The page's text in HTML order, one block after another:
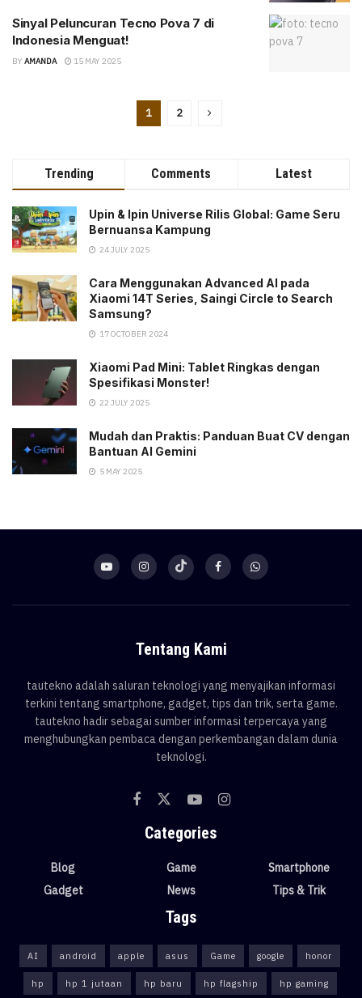
Sinyal Peluncuran Tecno Pova 7 di
Indonesia Menguat!
BY AMANDA 15 MAY 2025
1 2
Trending Comments Latest
Upin & Ipin Universe Rilis Global: Game Seru
Bernuansa Kampung
24 JULY 2025
Cara Menggunakan Advanced AI pada
Xiaomi 14T Series, Saingi Circle to Search
Samsung?
17 OCTOBER 2024
Xiaomi Pad Mini: Tablet Ringkas dengan
Spesifikasi Monster!
22 JULY 2025
Mudah dan Praktis: Panduan Buat CV dengan
Bantuan AI Gemini
5 MAY 2025
Tentang Kami
tautekno adalah saluran teknologi yang menyajikan informasi
terkini tentang smartphone, gadget, tips dan trik, serta game.
tautekno hadir sebagai sumber informasi terpercaya yang
menghubungkan pembaca dengan perkembangan dalam dunia
teknologi.
Categories
Blog
Gadget
Game
News
Smartphone
Tips & Trik
Tags
AI android apple asus Game google honor
hp hp 1 jutaan hp baru hp flagship hp gaming